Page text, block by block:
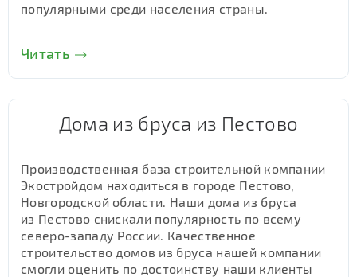
популярными среди населения страны.
Читать
Дома из бруса из Пестово
Производственная база строительной компании
Экостройдом находиться в городе Пестово,
Новгородской области. Наши дома из бруса
из Пестово снискали популярность по всему
северо-западу России. Качественное
строительство домов из бруса нашей компании
смогли оценить по достоинству наши клиенты